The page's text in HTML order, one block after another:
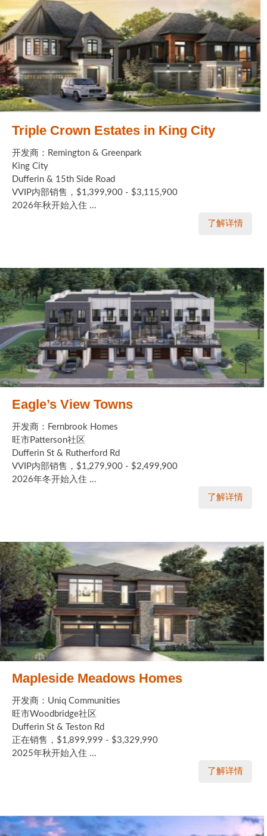
Triple Crown Estates in King City
开发商：Remington & Greenpark
King City
Dufferin & 15th Side Road
VVIP内部销售，$1,399,900 - $3,115,900
2026年秋开始入住 ...
了解详情
Eagle’s View Towns
开发商：Fernbrook Homes
旺市Patterson社区
Dufferin St & Rutherford Rd
VVIP内部销售，$1,279,900 - $2,499,900
2026年冬开始入住 ...
了解详情
Mapleside Meadows Homes
开发商：Uniq Communities
旺市Woodbridge社区
Dufferin St & Teston Rd
正在销售，$1,899,999 - $3,329,990
2025年秋开始入住 ...
了解详情